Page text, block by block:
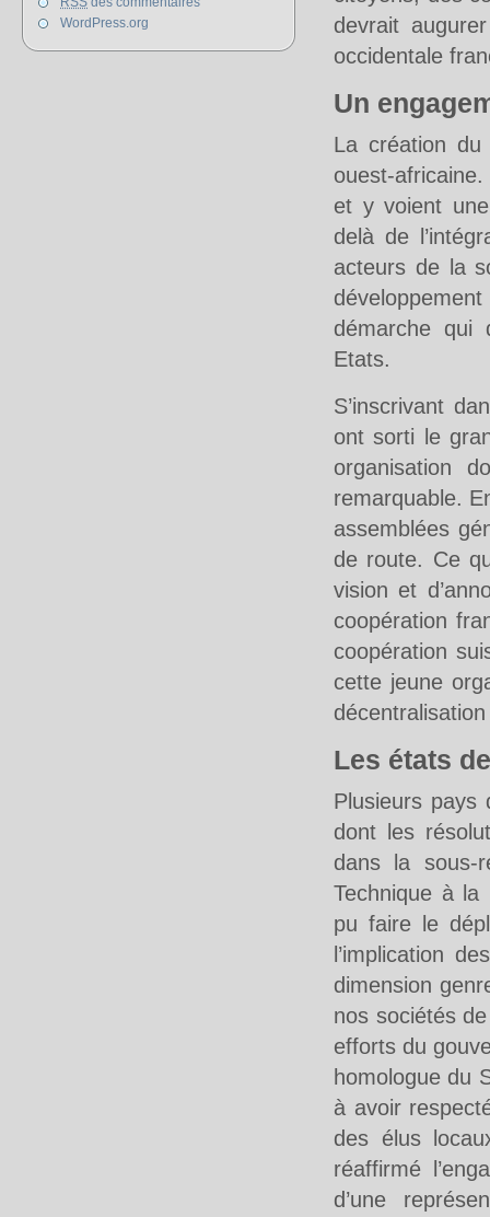
devrait
occidentale
Un
La création
ouest-
et y voient
delà de
acteurs de la
démarche qui
Etats.
S’inscrivant
ont sorti le
organisation
remarquable.
assemblées
de route. Ce
vision et
coopération
coopération
cette jeune
Les états
Plusieurs pays
dont les
dans la sous-
Technique à la
pu faire le
l’implication
dimension
nos sociétés
efforts du
homologue du
à avoir
des élus
réaffirmé
d’une
WordPress.org